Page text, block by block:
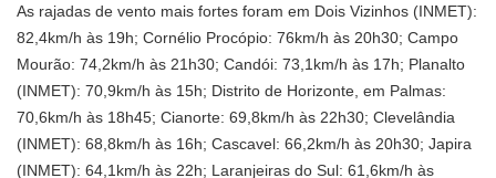
As rajadas de vento mais fortes foram em Dois Vizinhos (INMET):
82,4km/h às 19h; Cornélio Procópio: 76km/h às 20h30; Campo
Mourão: 74,2km/h às 21h30; Candói: 73,1km/h às 17h; Planalto
(INMET): 70,9km/h às 15h; Distrito de Horizonte, em Palmas:
70,6km/h às 18h45; Cianorte: 69,8km/h às 22h30; Clevelândia
(INMET): 68,8km/h às 16h; Cascavel: 66,2km/h às 20h30; Japira
(INMET): 64,1km/h às 22h; Laranjeiras do Sul: 61,6km/h às